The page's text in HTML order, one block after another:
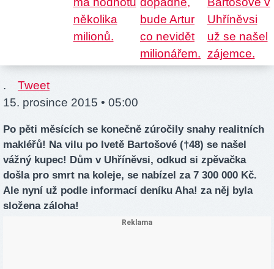
.
Tweet
15. prosince 2015 • 05:00
Po pěti měsících se konečně zúročily snahy realitních
makléřů! Na vilu po Ivetě Bartošové (†48) se našel
vážný kupec! Dům v Uhříněvsi, odkud si zpěvačka
došla pro smrt na koleje, se nabízel za 7 300 000 Kč.
Ale nyní už podle informací deníku Aha! za něj byla
složena záloha!